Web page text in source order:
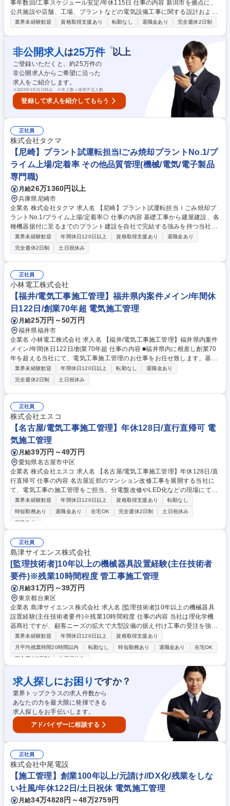
事年数回/工事スケジュール安定/年休115日 仕事の内容 新潟市を拠点に、
公共施設や店舗、工場、プラントなどの電気設備工事に関する設計および
施工管理業務をお任せします。固定取引先を中心とした元請け案件が多
らの（ゼネコン、ハウスメーカー、設備メーカーなど）電気工事（店舗、
工場、公共工事、施設など）をお任せします。メンテナンスや改修工事の
比率が高いです。 ・公共工事の設備、照明設置工事なども行っています。
・電気工事に関する設計（ソフトJwCAD）、積算業務を行って頂きま
す。 ※設計・見積業務は殆ど事務所内で行いますが、現地確認や現場職人
との打ち合わせ等での外出もあります。 募集職種 新潟市【電気設計施工
管理】夜間工事年数回/工事スケジュール安定/年休115日
業界未経験歓迎 資格取得支援あり 転勤なし 退職金あり 完全週休2日制
非公開求人 は25万件 ※以上
ご登録いただくと、約25万件の
非公開求人からご希望に沿った
求人をご紹介します。
※2026年3月31日時点 ※求人数＝採用予定人数
登録して求人を紹介してもらう
正社員
株式会社タクマ
【尼崎】プラント試運転担当lごみ焼却プラントNo.1/プ
ライム上場/定着率 その他品質管理(機械/電気/電子製品
専門職)
月給26万1360円以上
兵庫県尼崎市
企業名 株式会社タクマ 求人名 【尼崎】プラント試運転担当ｌごみ焼却プ
ラントNo.1/プライム上場/定着率◎ 仕事の内容 基礎工事から建屋建設、各
種機器据付に至るまでのプラント建設を自社で完結する強みを持つ当社に
て、一般破棄物処理プラント、産業廃棄物処理プラント、水処理プラント
の試運転業務をお任せいたします。 引き渡し前のプラントに対して下記を
実施。期間は2～6か月程度のものが多く、設計や下請け業者の方とチーム
を組んで業務を進めます。出張での勤務となりますが、出張手当や帰省費
用の支給もあり安心して働くことが出来ます。（会社規定に基づく） ●配
管、機器等が設計通りに施工されているかの確認 ●ポンプ、制御機器等の
単独での運転状況の確認 ●プラントそのものの稼働試験、性能試験(処理能
力、発電量等の確認) 募集職種 【尼崎】プラント試運転担当ｌごみ焼却プ
ラントNo.1/プライム上場/定着率◎
業界未経験歓迎 年間休日120日以上 資格取得支援あり
退職金あり
完全週休2日制
土日祝休み
正社員
小林電工株式会社
【福井/電気工事施工管理】福井県内案件メイン/年間休
日122日/創業70年超 電気施工管理
月給25万円～50万円
福井県福井市
企業名 小林電工株式会社 求人名 【福井/電気工事施工管理】福井県内案件
メイン/年間休日122日/創業70年超 仕事の内容 ■福井県内に根差し創業70
年を超える当社にて、電気工事施工管理のお仕事をお任せ致します。基本
的には福井県内の案件で出張も基本ありません。また残業月20時間以内、
年間休日122日と働きやすい環境を整備。 【具体的な仕事内容】■工事発
注者との打ち合わせ、現場調査■作業員の安全管理や作業の工程管理■申請
書類の作成、申請■電気工事の施工図面作成■工事の見積作業■下請け業者
の選定、工事工程の確認、翌日の作業内容の指示 等 【施工実績】学校や
ビル、道の駅等幅広い施工実績がございます。 【業務の変更の範囲】なし
募集職種 【福井/電気工事施工管理】福井県内案件メイン/年間休日122日/
創業70年超
業界未経験歓迎 年間休日120日以上 転勤なし
退職金あり
完全週休2日制
土日祝休み
正社員
株式会社エスコ
【名古屋/電気工事施工管理】年休128日/直行直帰可 電
気施工管理
月給39万円～49万円
愛知県名古屋市中区
企業名 株式会社エスコ 求人名 【名古屋/電気工事施工管理】年休128日/直
行直帰可 仕事の内容 名古屋近郊のマンション改修工事を展開する当社に
て、電気工事の施工管理をご担当。分電盤改修やLED化などの現場にて、
工程・品質・安全の管理、協力会社への指示出し、管理員や居住者様との
折衝を担います。特化 型ゆえの効率的な工法により、無理のない工期で質
の高い施工管理を実現できます《詳細》■マンションの分電盤改修・LED
管理員・居住者様への工事説明やコミュニケーション■現場巡回および写
真管理【魅力】マンション改修に特化で、工種が限定されており専門性を
追求できます。現場は名古屋近郊が中心で、地域に根差した働き方が可能
です。 募集職種 【名古屋/電気工事施工管理】年休128日/直行直帰可
業界未経験歓迎 年間休日120日以上 資格取得支援あり
転勤なし
時短勤務あり
退職金あり 在宅OK 完全週休2日制
土日祝休み
服装自由
正社員
島津サイエンス株式会社
[監理技術者]10年以上の機械器具設置経験(主任技術者
要件)※残業10時間程度 管工事施工管理
月給31万円～39万円
東京都台東区
企業名 島津サイエンス株式会社 求人名 [監理技術者]10年以上の機械器具
設置経験(主任技術者要件)※残業10時間程度 仕事の内容 当社は理化学機
器商社ですが、顧客ニーズの拡大で大型設備の据え付け工事の受注を強化
することになり、監理技術者を募集。顧客(製薬メーカーや研究機関等)基
本設計に参画し、仕様打ち合わせを行って頂きます。 【詳細】 ■大型の試
験機や特殊機器等の基礎工事、設置、組み立て業務などの工程管理※但
力会社管理・工程確認(現地・リモートを併用)■図面作成やレイアウトのす
り合わせなど 【顧客】製薬、化学、輸送機、食品業界や、官公庁・大学系
など 募集職種 [監理技術者]10年以上の機械器具設置経験(主任技術者要件)
※残業10時間程度
業界未経験歓迎 年間休日120日以上
資格取得支援あり
月平均残業時間20時間以内
転勤なし 時短勤務あり 退職金あり
在宅OK
完全週休2日制
土日祝休み
求人探しにお困り ですか？
業界トップクラスの求人件数から
あなたの力を最大限に発揮できる
求人探しをお手伝いします。
アドバイザーに相談する
正社員
株式会社中尾電設
【施工管理】創業100年以上/元請け//DX化/残業をしな
い社風/年休122日/土日祝休 電気施工管理
月給34万4828円～48万2759円